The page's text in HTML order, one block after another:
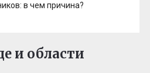
в чем причина?
и области